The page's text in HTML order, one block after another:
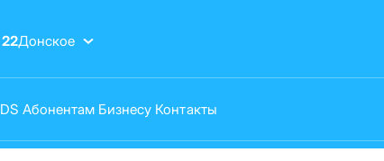
Донское
Абонентам Бизнесу Контакты